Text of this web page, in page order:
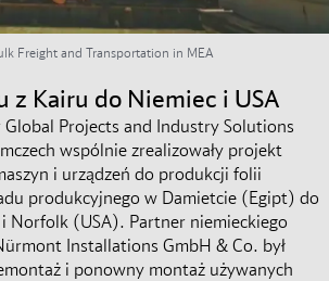
Freight and Transportation in MEA
z Kairu do Niemiec i USA
Global Projects and Industry Solutions
wspólnie zrealizowały projekt
i urządzeń do produkcji folii
produkcyjnego w Damietcie (Egipt) do
Norfolk (USA). Partner niemieckiego
Installations GmbH & Co. był
i ponowny montaż używanych